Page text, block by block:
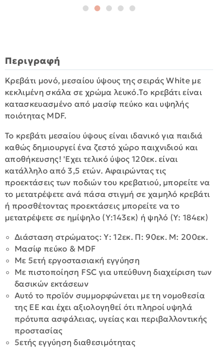
Περιγραφή
Κρεβάτι μονό, μεσαίου ύψους της σειράς White με
κεκλιμένη σκάλα σε χρώμα λευκό.Τo κρεβάτι είναι
κατασκευασμένo από μασίφ πεύκο και υψηλής
ποιότητας MDF.
To κρεβάτι μεσαίου ύψους είναι ιδανικό για παιδιά
καθώς δημιουργεί ένα ζεστό χώρο παιχνιδιού και
αποθήκευσης! 'Εχει τελικό ύψος 120εκ. είναι
κατάλληλο από 3,5 ετών. Αφαιρώντας τις
προεκτάσεις των ποδιών του κρεβατιού, μπορείτε να
το μετατρέψετε ανά πάσα στιγμή σε χαμηλό κρεβάτι
ή προσθέτοντας προεκτάσεις μπορείτε να το
μετατρέψετε σε ημίψηλο (Υ:143εκ) ή ψηλό (Υ: 184εκ)
Διάσταση στρώματος: Υ: 12εκ. Π: 90εκ. Μ: 200εκ.
Mασίφ πεύκο & ΜDF
Με 5ετή εργοστασιακή εγγύηση
Με πιστοποίηση FSC για υπεύθυνη διαχείριση των
δασικών εκτάσεων
Αυτό το προϊόν συμμορφώνεται με τη νομοθεσία
της ΕΕ και έχει αξιολογηθεί ότι πληροί υψηλά
πρότυπα ασφάλειας, υγείας και περιβαλλοντικής
προστασίας
5ετής εγγύηση διαθεσιμότητας